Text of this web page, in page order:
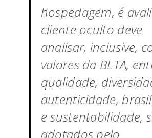
hospedagem, é
cliente oculto deve
analisar, inclusive,
valores da BLTA,
qualidade,
autenticidade,
e sustentabilidade,
adotados pelo